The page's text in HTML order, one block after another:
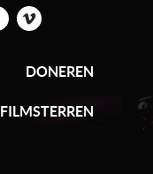
DONEREN
FILMSTERREN